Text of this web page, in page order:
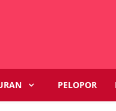
PELOPOR